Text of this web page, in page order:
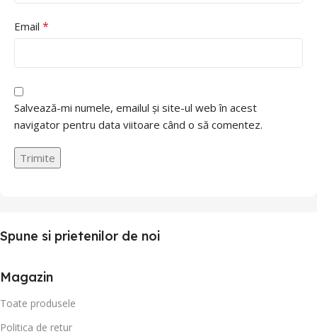
Email *
Salvează-mi numele, emailul și site-ul web în acest
navigator pentru data viitoare când o să comentez.
Spune si prietenilor de noi
Magazin
Toate produsele
Politica de retur